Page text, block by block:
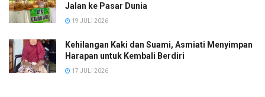
Jalan ke Pasar Dunia
19 JULI 2026
Kehilangan Kaki dan Suami, Asmiati Menyimpan
Harapan untuk Kembali Berdiri
17 JULI 2026